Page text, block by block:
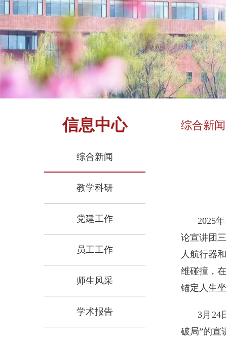
信息中心
综合新闻
教学科研
党建工作
员工工作
师生风采
学术报告
综合新闻
2025
论宣讲团
人航行器
维碰撞，
锚定人生
3月24
破局”的宣